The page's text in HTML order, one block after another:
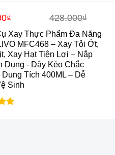
Xay Thực Phẩm Đa Năng
MFC468 – Xay Tỏi Ớt,
Xay Hạt Tiện Lợi – Nắp
Dụng - Dây Kéo Chắc
Dung Tích 400ML – Dễ
Sinh
428.000₫
₫